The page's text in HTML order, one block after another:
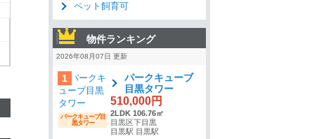
ペット飼育可
物件ランキング
2026年08月07日 更新
1
パークキューブ目
黒タワー
パークキューブ
目黒タワー
510,000円
2LDK 106.76㎡
目黒区下目黒
目黒駅 目黒駅